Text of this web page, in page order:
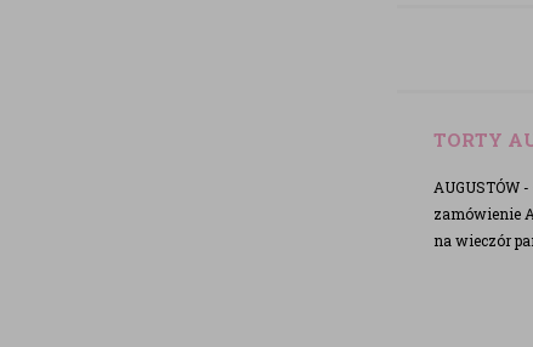
TORTY
AUGUSTÓW
zamówienie
na wieczór